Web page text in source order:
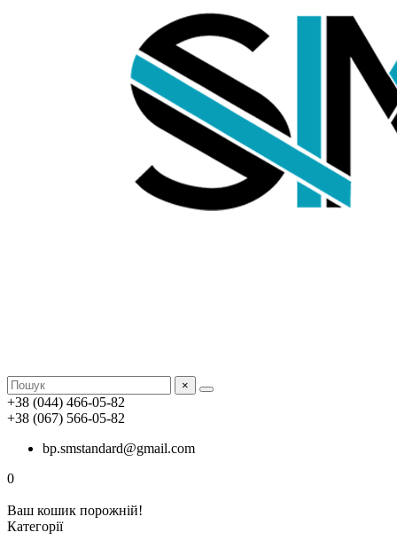
×
+38 (044) 466-05-82
+38 (067) 566-05-82
bp.smstandard@gmail.com
0
Ваш кошик порожній!
Категорії